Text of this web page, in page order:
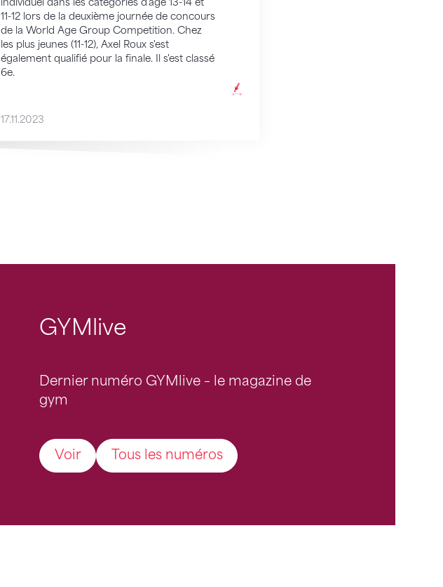
individuel dans les catégories d'âge 13-14 et
11-12 lors de la deuxième journée de concours
de la World Age Group Competition. Chez
les plus jeunes (11-12), Axel Roux s'est
également qualifié pour la finale. Il s'est classé
6e.
17.11.2023
GYMlive
Dernier numéro GYMlive – le magazine de
gym
Voir Tous les numéros